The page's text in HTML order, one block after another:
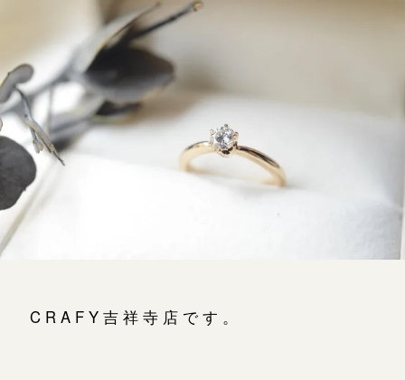
よくあるご質問
アフターケア・保証
CRAFYについて
SNS・ブログ
プライバシーポリシー
結婚指輪手作り工房のご案内
CRAFY吉祥寺店です。